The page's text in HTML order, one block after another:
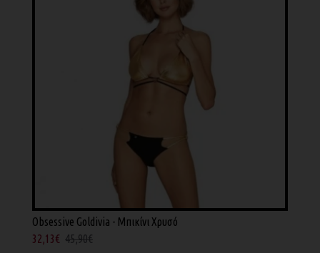
Obsessive Goldivia - Μπικίνι Χρυσό
32,13€ 45,90€